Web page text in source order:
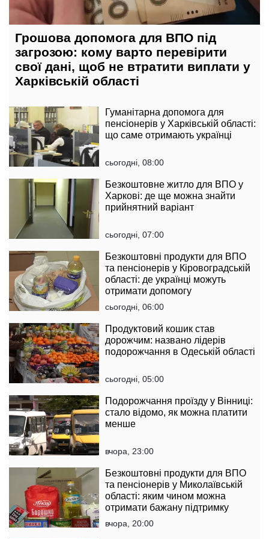
Грошова допомога для ВПО під
загрозою: кому варто перевірити
свої дані, щоб не втратити виплати у
Харківській області
Гуманітарна допомога для
пенсіонерів у Харківській області:
що саме отримають українці
сьогодні, 08:00
Безкоштовне житло для ВПО у
Харкові: де ще можна знайти
прийнятний варіант
сьогодні, 07:00
Безкоштовні продукти для ВПО
та пенсіонерів у Кіровоградській
області: де українці можуть
отримати допомогу
сьогодні, 06:00
Продуктовий кошик став
дорожчим: названо лідерів
подорожчання в Одеській області
сьогодні, 05:00
Подорожчання проїзду у Вінниці:
стало відомо, як можна платити
менше
вчора, 23:00
Безкоштовні продукти для ВПО
та пенсіонерів у Миколаївській
області: яким чином можна
отримати бажану підтримку
вчора, 20:00